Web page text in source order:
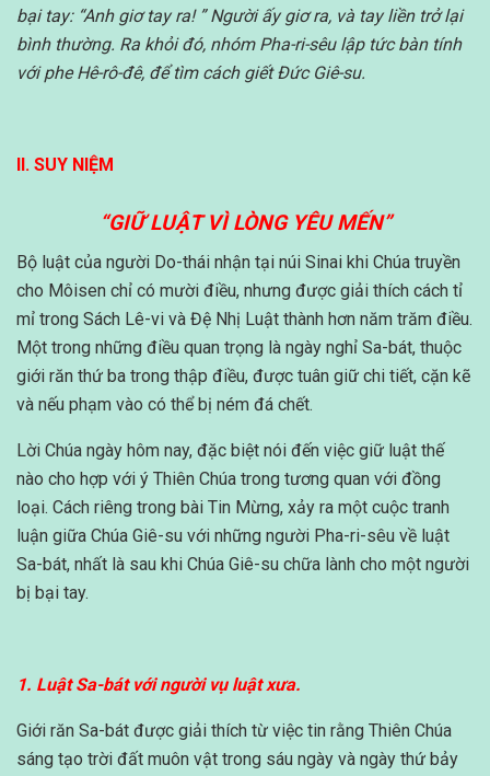
bại tay: “Anh giơ tay ra! ” Người ấy giơ ra, và tay liền trở lại
bình thường. Ra khỏi đó, nhóm Pha-ri-sêu lập tức bàn tính
với phe Hê-rô-đê, để tìm cách giết Đức Giê-su.
II. SUY NIỆM
“GIỮ LUẬT VÌ LÒNG YÊU MẾN”
Bộ luật của người Do-thái nhận tại núi Sinai khi Chúa truyền
cho Môisen chỉ có mười điều, nhưng được giải thích cách tỉ
mỉ trong Sách Lê-vi và Đệ Nhị Luật thành hơn năm trăm điều.
Một trong những điều quan trọng là ngày nghỉ Sa-bát, thuộc
giới răn thứ ba trong thập điều, được tuân giữ chi tiết, cặn kẽ
và nếu phạm vào có thể bị ném đá chết.
Lời Chúa ngày hôm nay, đặc biệt nói đến việc giữ luật thế
nào cho hợp với ý Thiên Chúa trong tương quan với đồng
loại. Cách riêng trong bài Tin Mừng, xảy ra một cuộc tranh
luận giữa Chúa Giê-su với những người Pha-ri-sêu về luật
Sa-bát, nhất là sau khi Chúa Giê-su chữa lành cho một người
bị bại tay.
1. Luật Sa-bát với người vụ luật xưa.
Giới răn Sa-bát được giải thích từ việc tin rằng Thiên Chúa
sáng tạo trời đất muôn vật trong sáu ngày và ngày thứ bảy